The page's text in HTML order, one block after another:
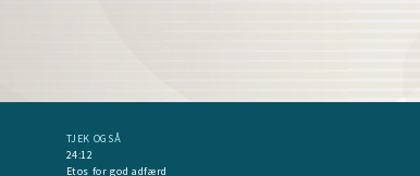
TJEK OGSÅ
24:12
Etos for god adfærd